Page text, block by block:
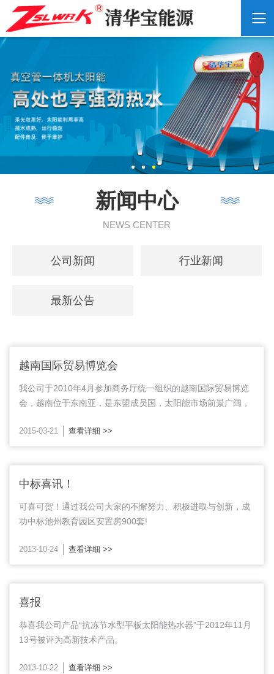
新闻中心
NEWS CENTER
公司新闻 行业新闻
最新公告
越南国际贸易博览会
我公司于2010年4月参加商务厅统一组织的越南国际贸易博览
会，越南位于东南亚，是东盟成员国，太阳能市场前景广阔，
阳能一系列产品深受越南方面的青睐。此次...
2015-03-21 查看详细 >>
中标喜讯！
可喜可贺！通过我公司大家的不懈努力、积极进取与创新，成
功中标池州教育园区安置房900套!
2013-10-24 查看详细 >>
喜报
恭喜我公司产品“抗冻节水型平板太阳能热水器”于2012年11月
13号被评为高新技术产品。
2013-10-22 查看详细 >>